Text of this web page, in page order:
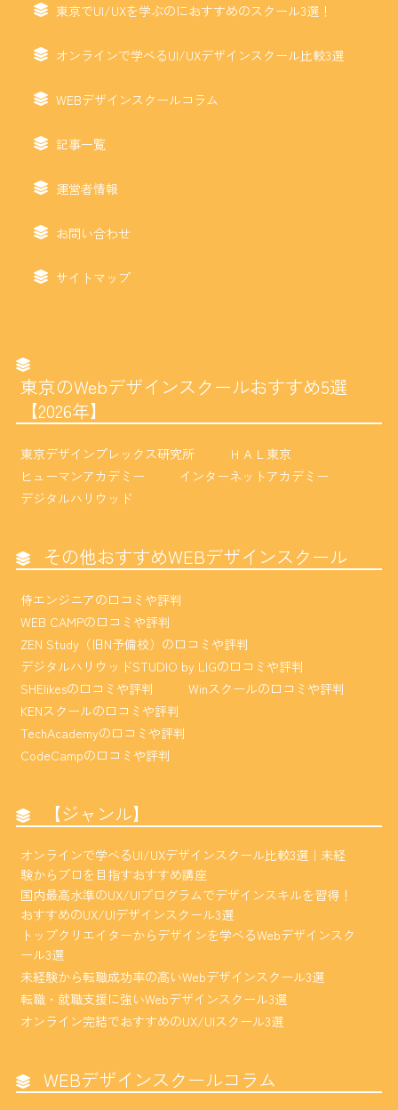
東京でUI/UXを学ぶのにおすすめのスクール3選！
オンラインで学べるUI/UXデザインスクール比較3選
WEBデザインスクールコラム
記事一覧
運営者情報
お問い合わせ
サイトマップ
東京のWebデザインスクールおすすめ5選
【2026年】
東京デザインプレックス研究所
ＨＡＬ東京
ヒューマンアカデミー
インターネットアカデミー
デジタルハリウッド
その他おすすめWEBデザインスクール
侍エンジニアの口コミや評判
WEB CAMPの口コミや評判
ZEN Study（旧N予備校）の口コミや評判
デジタルハリウッドSTUDIO by LIGの口コミや評判
SHElikesの口コミや評判
Winスクールの口コミや評判
KENスクールの口コミや評判
TechAcademyの口コミや評判
CodeCampの口コミや評判
【ジャンル】
オンラインで学べるUI/UXデザインスクール比較3選｜未経
験からプロを目指すおすすめ講座
国内最高水準のUX/UIプログラムでデザインスキルを習得！
おすすめのUX/UIデザインスクール3選
トップクリエイターからデザインを学べるWebデザインスク
ール3選
未経験から転職成功率の高いWebデザインスクール3選
転職・就職支援に強いWebデザインスクール3選
オンライン完結でおすすめのUX/UIスクール3選
WEBデザインスクールコラム